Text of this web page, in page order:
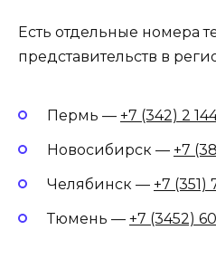
Есть отдельные номера
представительств в
Пермь — +7 (342) 2
Новосибирск — +7
Челябинск — +7 (351)
Тюмень — +7 (3452)